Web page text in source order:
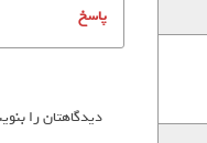
پاسخ
دیدگاهتان را